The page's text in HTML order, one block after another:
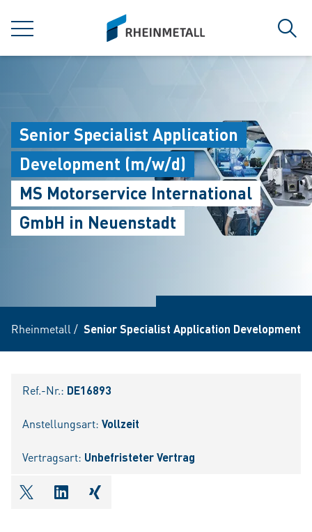
MENÜ
siteLogo
Senior Specialist Application
Development (m/w/d)
MS Motorservice International
GmbH in Neuenstadt
Rheinmetall / Senior Specialist Application Development
Ref.-Nr.: DE16893
Anstellungsart: Vollzeit
Vertragsart: Unbefristeter Vertrag
shareOntwitter
shareOnlinkedIn
shareOnxing